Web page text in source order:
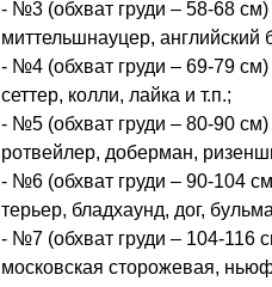
- №3 (обхват груди – 58-68
миттельшнауцер, английский
- №4 (обхват груди – 69-79 см)
сеттер, колли, лайка и т.п.;
- №5 (обхват груди – 80-90
ротвейлер, доберман,
- №6 (обхват груди – 90-104
терьер, бладхаунд, дог,
- №7 (обхват груди – 104-116
московская сторожевая,